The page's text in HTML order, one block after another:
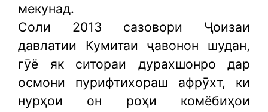
мекунад.
Соли 2013 сазовори Ҷоизаи
давлатии Кумитаи ҷавонон шудан,
гӯё як ситораи дурахшонро дар
осмони пурифтихораш афрӯхт, ки
нурҳои он роҳи комёбиҳои